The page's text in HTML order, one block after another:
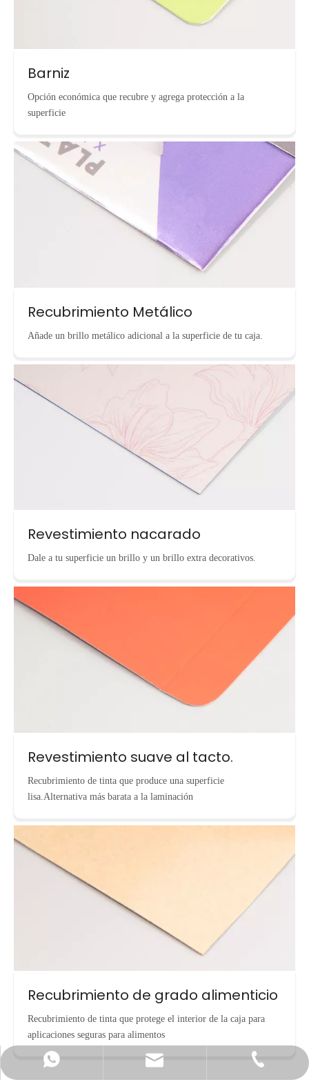
Barniz
Opción económica que recubre y agrega protección a la
superficie
Recubrimiento Metálico
Añade un brillo metálico adicional a la superficie de tu caja.
Revestimiento nacarado
Dale a tu superficie un brillo y un brillo extra decorativos.
Revestimiento suave al tacto.
Recubrimiento de tinta que produce una superficie
lisa.Alternativa más barata a la laminación
Recubrimiento de grado alimenticio
Recubrimiento de tinta que protege el interior de la caja para
aplicaciones seguras para alimentos
Contactar vía WhatsApp
info@cnecopackaging.com
+86-15221732206